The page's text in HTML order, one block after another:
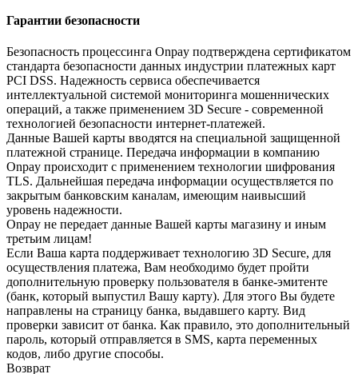
Гарантии безопасности
Безопасность процессинга Onpay подтверждена сертификатом
стандарта безопасности данных индустрии платежных карт
PCI DSS. Надежность сервиса обеспечивается
интеллектуальной системой мониторинга мошеннических
операций, а также применением 3D Secure - современной
технологией безопасности интернет-платежей.
Данные Вашей карты вводятся на специальной защищенной
платежной странице. Передача информации в компанию
Onpay происходит с применением технологии шифрования
TLS. Дальнейшая передача информации осуществляется по
закрытым банковским каналам, имеющим наивысший
уровень надежности.
Onpay не передает данные Вашей карты магазину и иным
третьим лицам!
Если Ваша карта поддерживает технологию 3D Secure, для
осуществления платежа, Вам необходимо будет пройти
дополнительную проверку пользователя в банке-эмитенте
(банк, который выпустил Вашу карту). Для этого Вы будете
направлены на страницу банка, выдавшего карту. Вид
проверки зависит от банка. Как правило, это дополнительный
пароль, который отправляется в SMS, карта переменных
кодов, либо другие способы.
Возврат